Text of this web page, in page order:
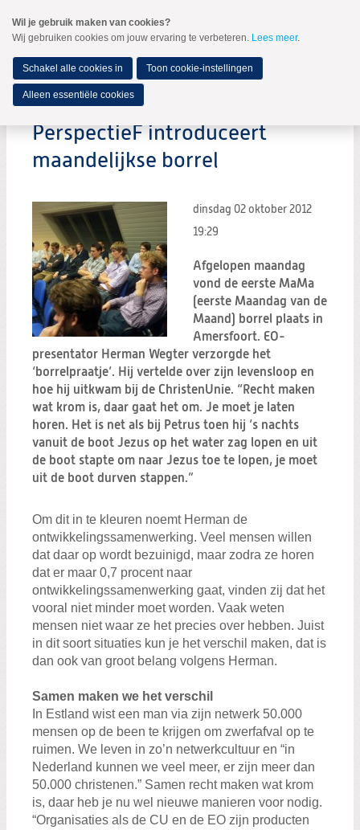
naar
Spring
de
inhoud
Spring
naar
hoofdmenu
MENU
Zoeken:
Zoeken
PerspectieF introduceert
maandelijkse borrel
dinsdag 02 oktober 2012
19:29
Afgelopen maandag
vond de eerste MaMa
(eerste Maandag van de
Maand) borrel plaats in
Amersfoort. EO-
presentator Herman Wegter verzorgde het
‘borrelpraatje’. Hij vertelde over zijn levensloop en
hoe hij uitkwam bij de ChristenUnie. “Recht maken
wat krom is, daar gaat het om. Je moet je laten
horen. Het is net als bij Petrus toen hij ’s nachts
vanuit de boot Jezus op het water zag lopen en uit
de boot stapte om naar Jezus toe te lopen, je moet
uit de boot durven stappen.”
Om dit in te kleuren noemt Herman de
ontwikkelingssamenwerking. Veel mensen willen
dat daar op wordt bezuinigd, maar zodra ze horen
dat er maar 0,7 procent naar
ontwikkelingssamenwerking gaat, vinden zij dat het
vooral niet minder moet worden. Vaak weten
mensen niet waar ze het precies over hebben. Juist
in dit soort situaties kun je het verschil maken, dat is
dan ook van groot belang volgens Herman.
Samen maken we het verschil
In Estland wist een man via zijn netwerk 50.000
mensen op de been te krijgen om zwerfafval op te
ruimen. We leven in zo’n netwerkcultuur en “in
Nederland kunnen we veel meer, er zijn meer dan
50.000 christenen.” Samen recht maken wat krom
is, daar heb je nu wel nieuwe manieren voor nodig.
“Organisaties als de CU en de EO zijn producten
Wil je gebruik maken van cookies?
Wij gebruiken cookies om jouw ervaring te verbeteren. Lees meer.
Schakel alle cookies in Toon cookie-instellingen
Alleen essentiële cookies